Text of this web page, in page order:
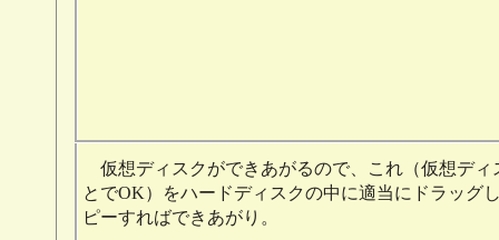
仮想ディスクができあがるので、これ（仮想ディ
とでOK）をハードディスクの中に適当にドラッグ
ピーすればできあがり。